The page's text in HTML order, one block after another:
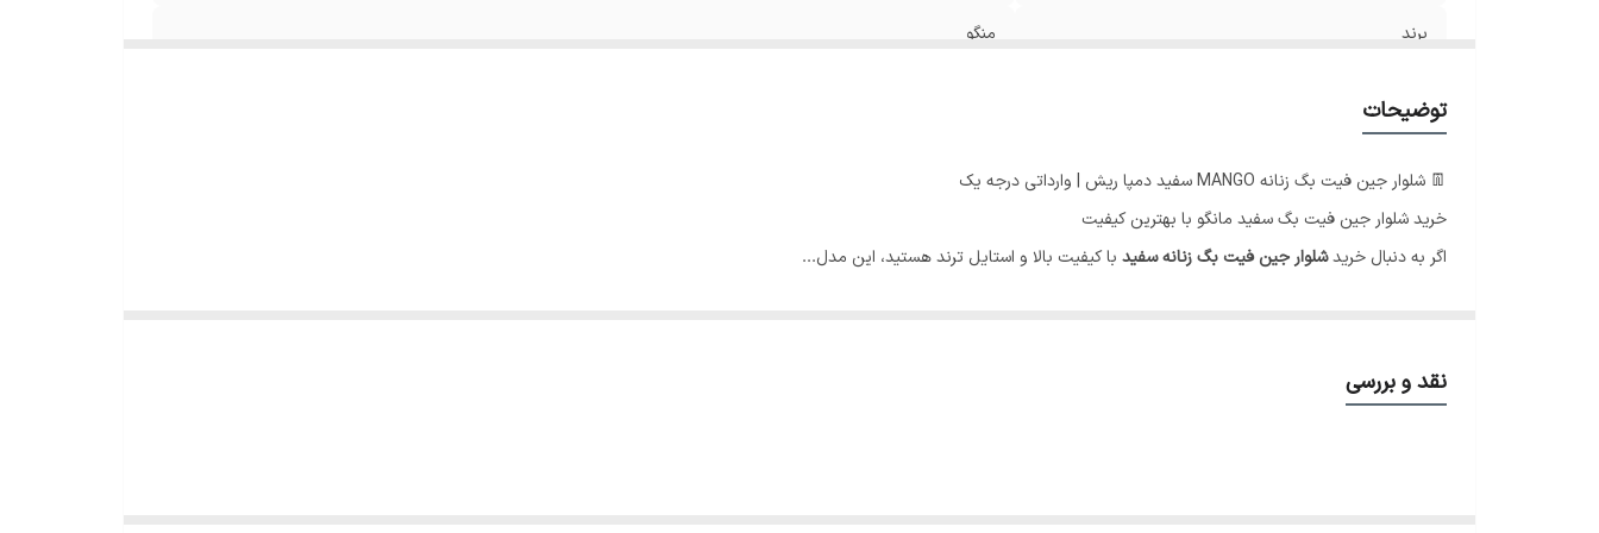
برند منگو
توضیحات
👖 شلوار جین فیت بگ زنانه MANGO سفید دمپا ریش | وارداتی درجه یک
خرید شلوار جین فیت بگ سفید مانگو با بهترین کیفیت
اگر به دنبال خریدشلوار جین فیت بگ زنانه سفید با کیفیت بالا و استایل ترند هستید، این مدل...
نقد و بررسی